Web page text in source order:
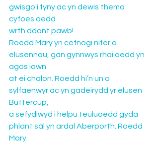
gwisgo i fyny ac yn dewis thema
cyfoes oedd
wrth ddant pawb!
Roedd Mary yn cefnogi nifer o
elusennau, gan gynnwys rhai oedd yn
agos iawn
at ei chalon. Roedd hi’n un o
sylfaenwyr ac yn gadeirydd yr elusen
Buttercup,
a sefydlwyd i helpu teuluoedd gyda
phlant sâl yn ardal Aberporth. Roedd
Mary